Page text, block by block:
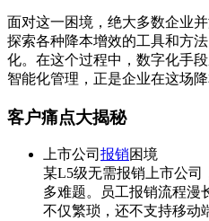
面对这一困境，绝大多数企业
探索各种降本增效的工具和方
化。在这个过程中，数字化手
智能化管理，正是企业在这场
客户痛点大揭秘
上市公司 报销困境
某L5级无需报销上市公司
多难题。员工报销流程漫
不仅繁琐，还不支持移动